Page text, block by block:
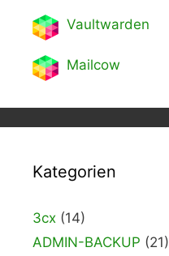
Vaultwarden
Mailcow
Kategorien
3cx (14)
ADMIN-BACKUP (21)